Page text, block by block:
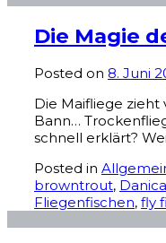
Die Magie
Posted on 8. Juni
Die Maifliege zieht
Bann…
schnell erklärt?
Posted in
browntrout, Danica
Fliegenfischen, fly